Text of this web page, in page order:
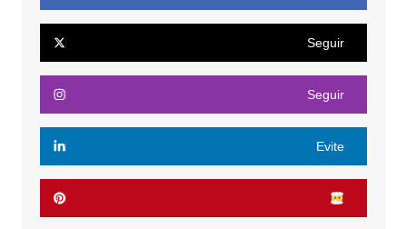
Seguir
Seguir
Evite